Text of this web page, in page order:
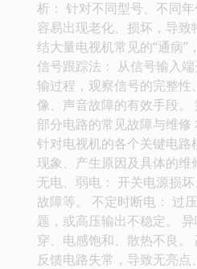
析： 针对不同型号、不同
容易出现老化、损坏，导
结大量电视机常见的“通病”
信号跟踪法： 从信号输入
输过程，观察信号的完整
像、声音故障的有效手段
部分电路的常见故障与维
针对电视机的各个关键电
现象、产生原因及具体的维
无电、弱电： 开关电源损
故障等。 不定时断电： 过
题，或高压输出不稳定。
穿、电感饱和、散热不良。
反馈电路失常，导致无亮